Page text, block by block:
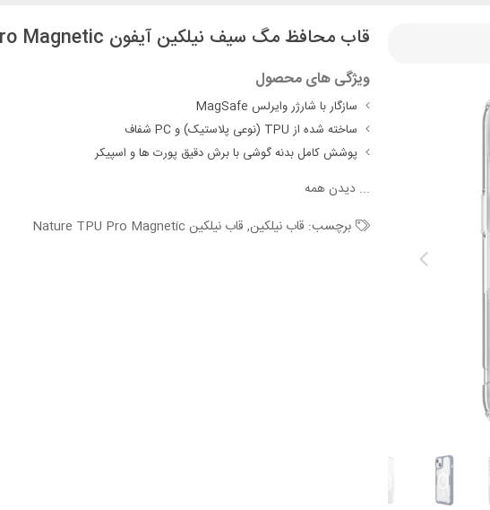
قاب محافظ مگ سیف نیلکین آیفون iPhone 13 / 14 Nillkin Nature TPU Pro Magnetic
ویژگی های محصول
سازگار با شارژر وایرلس MagSafe
ساخته شده از TPU (نوعی پلاستیک) و PC شفاف
پوشش کامل بدنه گوشی با برش دقیق پورت ها و اسپیکر
...دیدن همه
برچسب: قاب نیلکین, قاب نیلکین Nature TPU Pro Magnetic